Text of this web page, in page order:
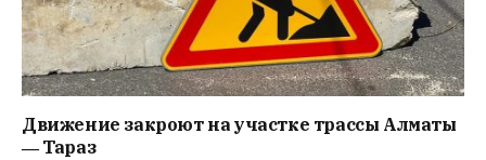
Движение закроют на участке трассы Алматы
― Тараз